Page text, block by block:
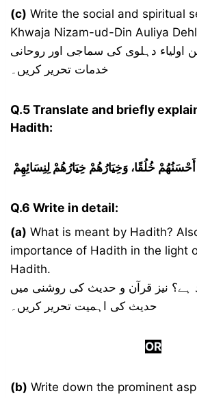
(c) Write the social and spiritual
Khwaja Nizam-ud-Din Auliya
اولیاء دہلوی کی سماجی اور روحانی
خدمات تحریر کریں۔
Q.5 Translate and briefly
Hadith:
أَحْسَنُهُمْ خُلُقًا، وَخِيَارُهُمْ خِيَارُهُمْ لِنِسَائِهِمْ
Q.6 Write in detail:
(a) What is meant by Hadith?
importance of Hadith in the light
Hadith.
ہے؟ نیز قرآن و حدیث کی روشنی میں
حدیث کی اہمیت تحریر کریں۔
OR
(b) Write down the prominent